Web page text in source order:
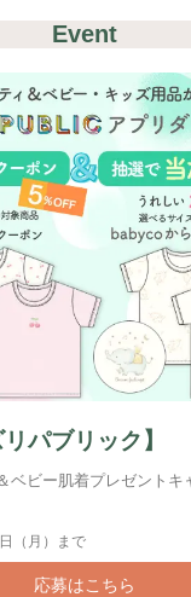
Event
パブリック】
ベビー肌着プレゼントキ
（月）まで
応募はこちら